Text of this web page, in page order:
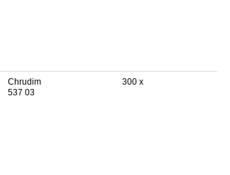
Chrudim
537 03
300 x